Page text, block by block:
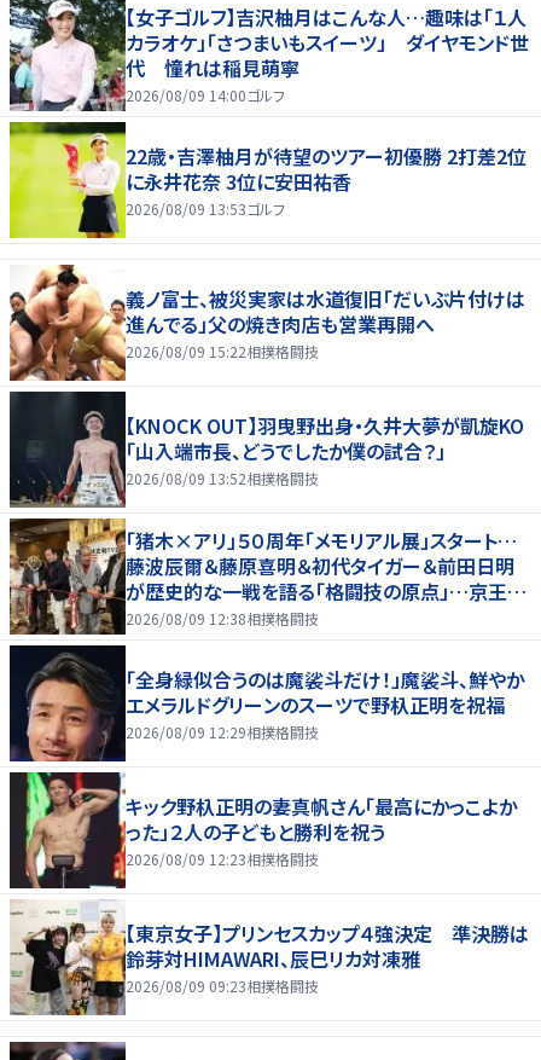
【女子ゴルフ】吉沢柚月はこんな人…趣味は「１人
カラオケ」「さつまいもスイーツ」 ダイヤモンド世
代 憧れは稲見萌寧
2026/08/09 14:00ゴルフ
22歳・吉澤柚月が待望のツアー初優勝 2打差2位
に永井花奈 3位に安田祐香
2026/08/09 13:53ゴルフ
義ノ富士、被災実家は水道復旧「だいぶ片付けは
進んでる」父の焼き肉店も営業再開へ
2026/08/09 15:22相撲格闘技
【KNOCK OUT】羽曳野出身・久井大夢が凱旋KO
「山入端市長、どうでしたか僕の試合？」
2026/08/09 13:52相撲格闘技
「猪木×アリ」５０周年「メモリアル展」スタート…
藤波辰爾＆藤原喜明＆初代タイガー＆前田日明
が歴史的な一戦を語る「格闘技の原点」…京王プ
ラザホテルで３１日まで
2026/08/09 12:38相撲格闘技
「全身緑似合うのは魔裟斗だけ！」魔裟斗、鮮やか
エメラルドグリーンのスーツで野杁正明を祝福
2026/08/09 12:29相撲格闘技
キック野杁正明の妻真帆さん「最高にかっこよか
った」２人の子どもと勝利を祝う
2026/08/09 12:23相撲格闘技
【東京女子】プリンセスカップ４強決定 準決勝は
鈴芽対HIMAWARI、辰巳リカ対凍雅
2026/08/09 09:23相撲格闘技